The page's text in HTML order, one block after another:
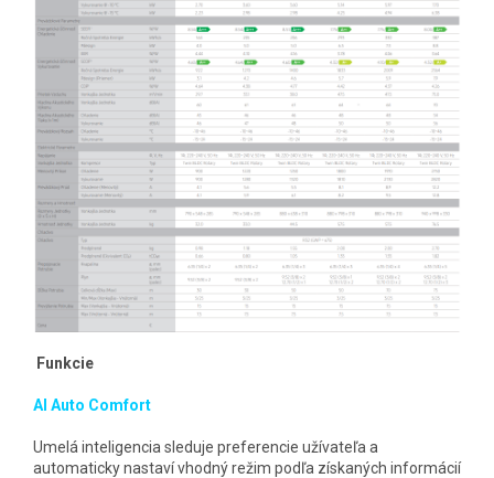
Funkcie
AI Auto Comfort
Umelá inteligencia sleduje preferencie užívateľa a
automaticky nastaví vhodný režim podľa získaných informácií